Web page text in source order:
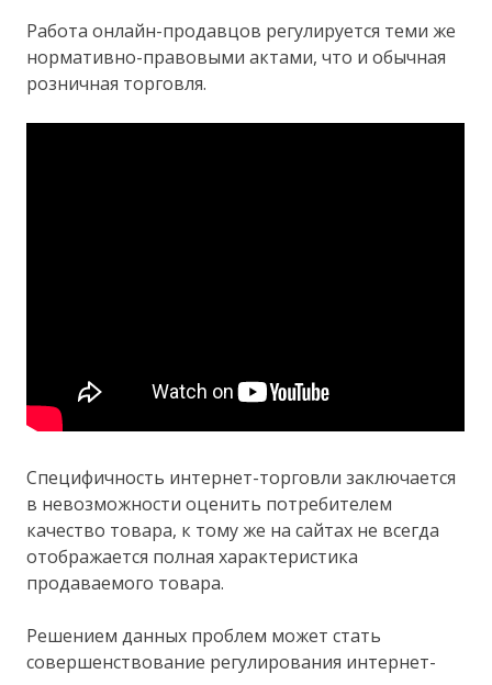
Работа онлайн-продавцов регулируется теми же
нормативно-правовыми актами, что и обычная
розничная торговля.
Специфичность интернет-торговли заключается
в невозможности оценить потребителем
качество товара, к тому же на сайтах не всегда
отображается полная характеристика
продаваемого товара.
Решением данных проблем может стать
совершенствование регулирования интернет-